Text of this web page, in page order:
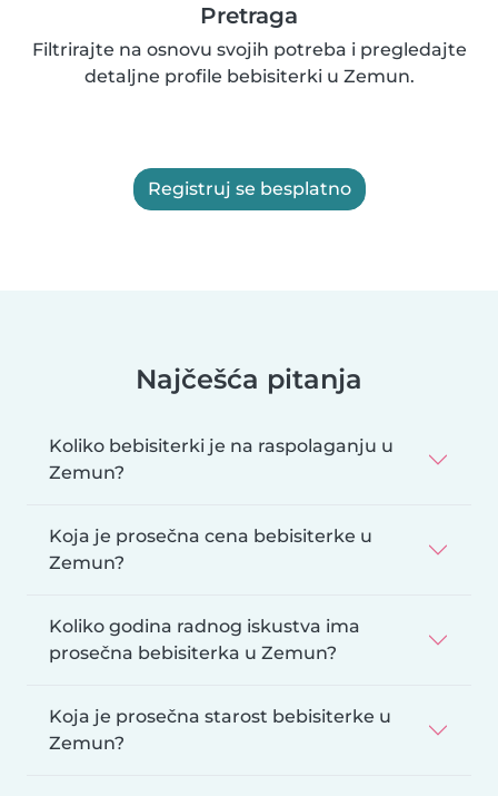
Pretraga
Filtrirajte na osnovu svojih potreba i pregledajte
detaljne profile bebisiterki u Zemun.
Registruj se besplatno
Najčešća pitanja
Koliko bebisiterki je na raspolaganju u
Zemun?
Koja je prosečna cena bebisiterke u
Zemun?
Koliko godina radnog iskustva ima
prosečna bebisiterka u Zemun?
Koja je prosečna starost bebisiterke u
Zemun?